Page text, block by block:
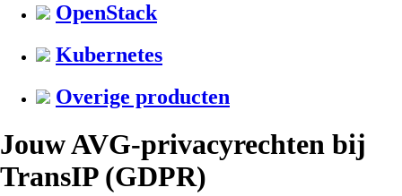
OpenStack
Kubernetes
Overige producten
Jouw AVG-privacyrechten bij
TransIP (GDPR)